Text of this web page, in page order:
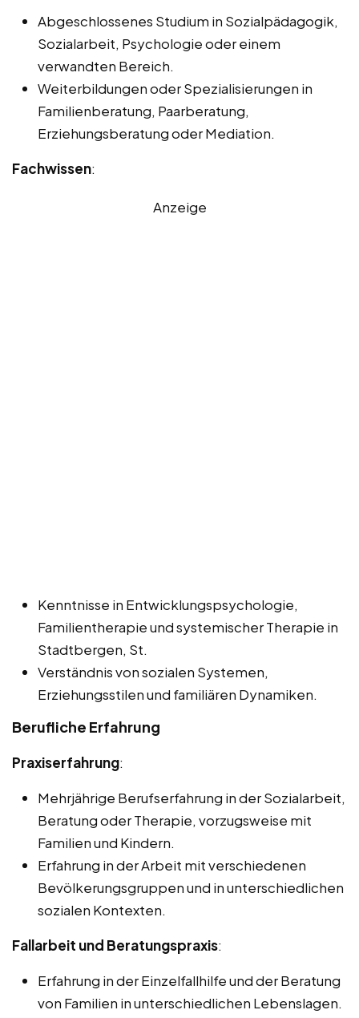
Abgeschlossenes Studium in Sozialpädagogik,
Sozialarbeit, Psychologie oder einem
verwandten Bereich.
Weiterbildungen oder Spezialisierungen in
Familienberatung, Paarberatung,
Erziehungsberatung oder Mediation.
Fachwissen:
Anzeige
Kenntnisse in Entwicklungspsychologie,
Familientherapie und systemischer Therapie in
Stadtbergen, St.
Verständnis von sozialen Systemen,
Erziehungsstilen und familiären Dynamiken.
Berufliche Erfahrung
Praxiserfahrung:
Mehrjährige Berufserfahrung in der Sozialarbeit,
Beratung oder Therapie, vorzugsweise mit
Familien und Kindern.
Erfahrung in der Arbeit mit verschiedenen
Bevölkerungsgruppen und in unterschiedlichen
sozialen Kontexten.
Fallarbeit und Beratungspraxis:
Erfahrung in der Einzelfallhilfe und der Beratung
von Familien in unterschiedlichen Lebenslagen.